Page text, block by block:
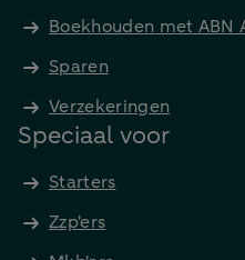
Boekhouden met ABN
Sparen
Verzekeringen
Speciaal voor
Starters
Zzp'ers